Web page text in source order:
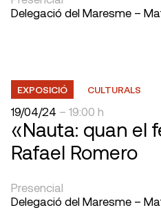
Delegació del Maresme –
EXPOSICIÓ CULTURALS
19/04/24 – 19:00 h
«Nauta: quan el
Rafael Romero
Presencial
Delegació del Maresme –